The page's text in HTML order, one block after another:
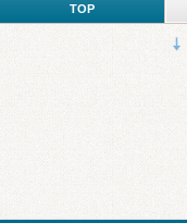
TOP